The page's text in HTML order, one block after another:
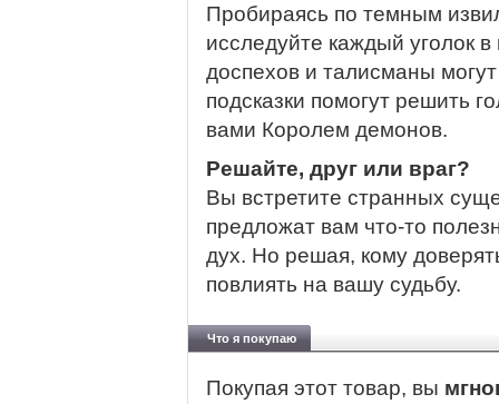
Пробираясь по темным
исследуйте каждый уголок
доспехов и талисманы
подсказки помогут решить
вами Королем демонов.
Решайте, друг или враг?
Вы встретите странных
предложат вам что-то
дух. Но решая, кому
повлиять на вашу судьбу.
Что я покупаю
Покупая этот товар, вы